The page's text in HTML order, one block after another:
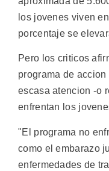
los jovenes viven
porcentaje se
Pero los criticos
programa de
escasa atencion -o
enfrentan los
"El programa no
como el embarazo
enfermedades de